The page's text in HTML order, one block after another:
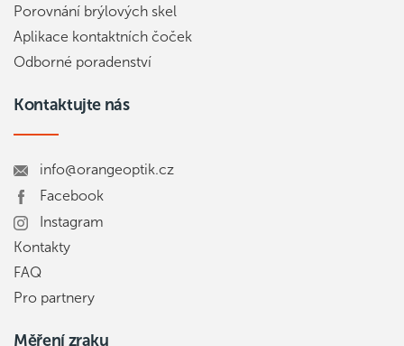
Porovnání brýlových skel
Aplikace kontaktních čoček
Odborné poradenství
Kontaktujte nás
info@orangeoptik.cz
Facebook
Instagram
Kontakty
FAQ
Pro partnery
Měření zraku